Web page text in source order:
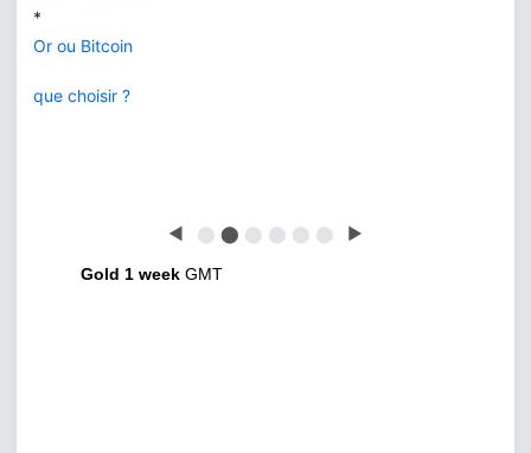
*
Or ou Bitcoin
que choisir ?
◀ ⬤ ⬤ ⬤ ⬤ ⬤ ⬤ ▶
Gold 1 week GMT